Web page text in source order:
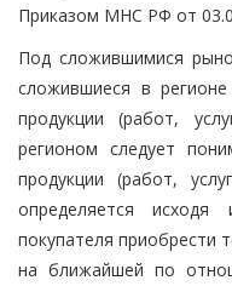
Приказом МНС РФ от
Под сложившимися
сложившиеся в
продукции (работ,
регионом следует
продукции (работ,
определяется исходя
покупателя приобрести
на ближайшей по